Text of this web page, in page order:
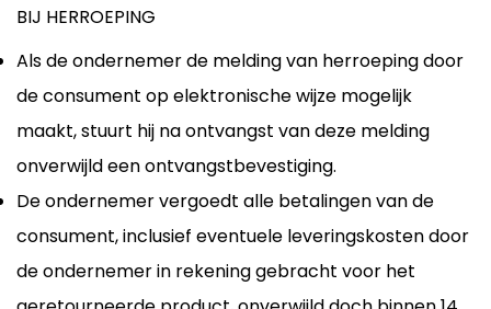
BIJ HERROEPING
Als de ondernemer de melding van herroeping door
de consument op elektronische wijze mogelijk
maakt, stuurt hij na ontvangst van deze melding
onverwijld een ontvangstbevestiging.
De ondernemer vergoedt alle betalingen van de
consument, inclusief eventuele leveringskosten door
de ondernemer in rekening gebracht voor het